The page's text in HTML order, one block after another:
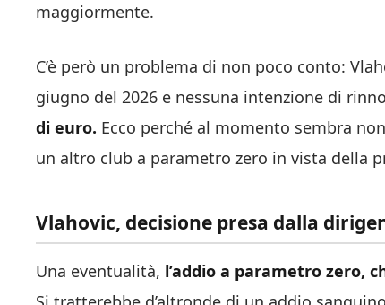
maggiormente.
C’è però un problema di non poco conto:
giugno del 2026 e nessuna intenzione di
di euro. Ecco perché al momento sembra
un altro club a parametro zero in vista della
Vlahovic, decisione presa dalla
Una eventualità, l’addio a parametro zero,